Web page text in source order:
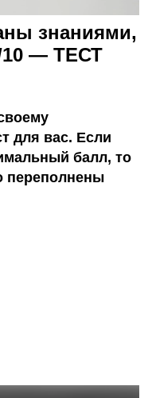
знаниями,
10 — ТЕСТ
для вас. Если
балл, то
переполнены